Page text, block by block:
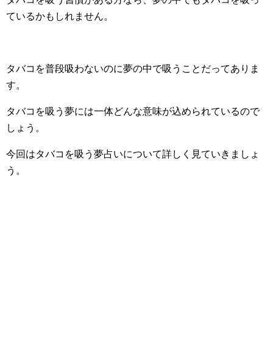
ているかもしれません。
タバコを普段吸わないのに夢の中で吸うことだってありま
す。
タバコを吸う夢には一体どんな意味が込められているので
しょう。
今回はタバコを吸う夢占いについて詳しく見ていきましょ
う。